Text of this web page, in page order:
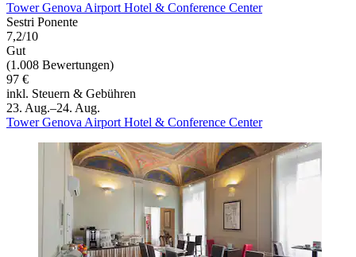
Tower Genova Airport Hotel & Conference Center
Sestri Ponente
7,2/10
Gut
(1.008 Bewertungen)
97 €
inkl. Steuern & Gebühren
23. Aug.–24. Aug.
Tower Genova Airport Hotel & Conference Center